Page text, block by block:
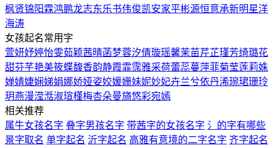
枫贤锦 阳霖鸿鹏龙志东乐书伟俊凯安家平彬源恒意承新明星洋
海涛
女孩起名常用字
萱妍妤婷怡雯茹颖茜晴菡梦蓉汐倩璇瑶馨茉苗芹芷瑾芳绮璐花
甜芬芊艳美筱蝶馥香韵静霞霏霈雅采荷蕾蕊蔓萍菲菊莹莲莉姝
婵婧婕娴娣娟娜娇娅姿姣媛姗妹妮妙妃卉兰兮依丹浠琬珺珊玲
玥燕漫滢湉淑瑄槿梅杏朵曼旖悠彩宛嫣
相关推荐
属牛女孩名字 叠字男孩名字 带茜字的女孩名字 氵的字有哪些
景字取名 单字起名 沂字起名 高雅有意境的二字名字 齐字起名